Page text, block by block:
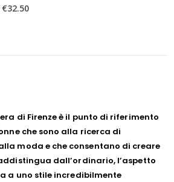
€32.50
di Firenze è il punto di riferimento
che sono alla ricerca di
moda e che consentano di creare
dall’ordinario, l’aspetto
a uno stile incredibilmente